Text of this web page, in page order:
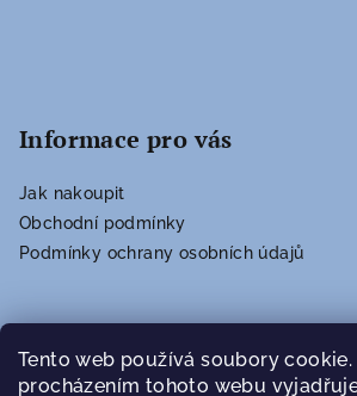
Tento web používá soubory cookie.
procházením tohoto webu
Informace pro vás
Jak nakoupit
Obchodní podmínky
Podmínky ochrany osobních údajů
Vyhledávání